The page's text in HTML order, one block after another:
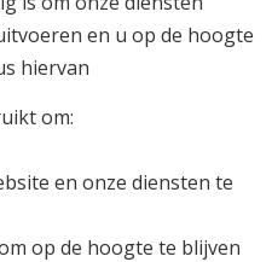
en u op de hoogte
hiervan
om:
en onze diensten te
op de hoogte te blijven